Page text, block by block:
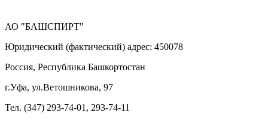
АО "БАШСПИРТ"
Юридический (фактический) адрес: 450078
Россия, Республика Башкортостан
г.Уфа, ул.Ветошникова, 97
Тел. (347) 293-74-01, 293-74-11